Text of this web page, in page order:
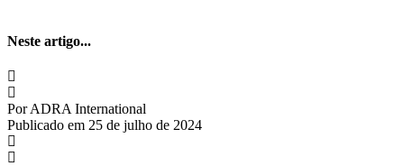
Neste artigo...
Por ADRA International
Publicado em 25 de julho de 2024